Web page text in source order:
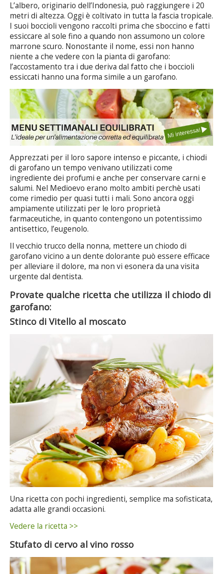
L’albero, originario dell’Indonesia, può raggiungere i 20
metri di altezza. Oggi è coltivato in tutta la fascia tropicale.
I suoi boccioli vengono raccolti prima che sboccino e fatti
essiccare al sole fino a quando non assumono un colore
marrone scuro. Nonostante il nome, essi non hanno
niente a che vedere con la pianta di garofano:
l’accostamento tra i due deriva dal fatto che i boccioli
essiccati hanno una forma simile a un garofano.
Apprezzati per il loro sapore intenso e piccante, i chiodi
di garofano un tempo venivano utilizzati come
ingrediente dei profumi e anche per conservare carni e
salumi. Nel Medioevo erano molto ambiti perchè usati
come rimedio per quasi tutti i mali. Sono ancora oggi
ampiamente utilizzati per le loro proprietà
farmaceutiche, in quanto contengono un potentissimo
antisettico, l’eugenolo.
Il vecchio trucco della nonna, mettere un chiodo di
garofano vicino a un dente dolorante può essere efficace
per alleviare il dolore, ma non vi esonera da una visita
urgente dal dentista.
Provate qualche ricetta che utilizza il chiodo di
garofano:
Stinco di Vitello al moscato
Una ricetta con pochi ingredienti, semplice ma sofisticata,
adatta alle grandi occasioni.
Vedere la ricetta >>
Stufato di cervo al vino rosso